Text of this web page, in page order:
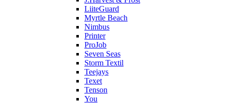
LiiteGuard
Myrtle Beach
Nimbus
Printer
ProJob
Seven Seas
Storm Textil
Teejays
Texet
Tenson
You